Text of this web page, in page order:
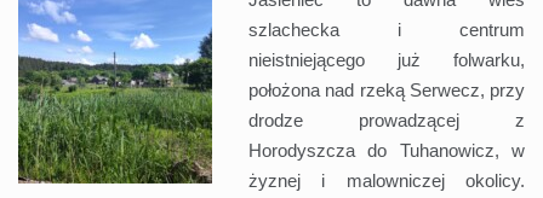
szlachecka i centrum
nieistniejącego już folwarku,
położona nad rzeką Serwecz, przy
drodze prowadzącej z
Horodyszcza do Tuhanowicz, w
żyznej i malowniczej okolicy.